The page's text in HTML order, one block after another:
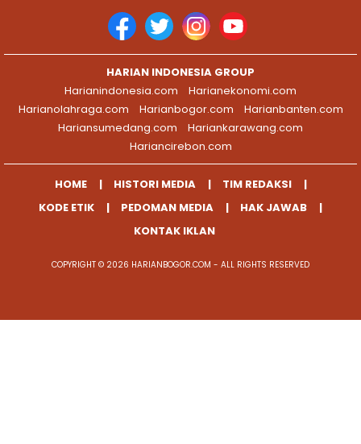
HARIAN INDONESIA GROUP
Harianindonesia.com
Harianekonomi.com
Harianolahraga.com
Harianbogor.com
Harianbanten.com
Hariansumedang.com
Hariankarawang.com
Hariancirebon.com
HOME HISTORI MEDIA
TIM REDAKSI
KODE ETIK
PEDOMAN MEDIA
HAK JAWAB
KONTAK IKLAN
COPYRIGHT © 2026 HARIANBOGOR.COM - ALL RIGHTS RESERVED